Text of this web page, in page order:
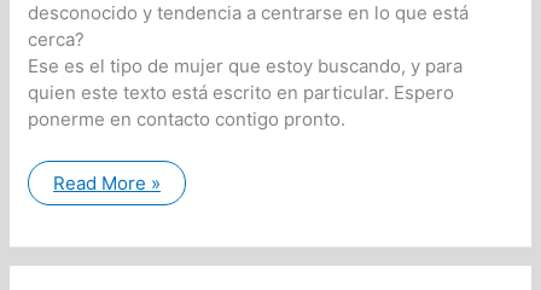
desconocido y tendencia a centrarse en lo que está
cerca?
Ese es el tipo de mujer que estoy buscando, y para
quien este texto está escrito en particular. Espero
ponerme en contacto contigo pronto.
Las
intenciones
con
la
Read More »